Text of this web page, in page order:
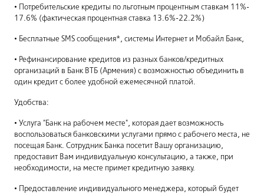
• Потребительские кредиты по льготным процентным ставкам 11%-
17.6% (фактическая процентная ставка 13.6%-22.2%)
• Бесплатные SMS сообщения*, системы Интернет и Мобайл Банк,
• Рефинансирование кредитов из разных банков/кредитных
организаций в Банк ВТБ (Армения) с возможностью объединить в
один кредит с более удобной ежемесячной платой.
Удобства:
• Услуга "Банк на рабочем месте", которая дает возможность
воспользоваться банковскими услугами прямо с рабочего места, не
посещая Банк. Сотрудник Банка посетит Вашу организацию,
предоставит Вам индивидуальную консультацию, а также, при
необходимости, на месте примет кредитную заявку.
• Предоставление индивидуального менеджера, который будет